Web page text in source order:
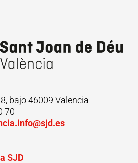
bajo 46009 Valencia
70
SJD